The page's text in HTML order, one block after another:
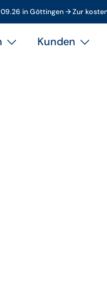
in Göttingen → Zur
Kunden